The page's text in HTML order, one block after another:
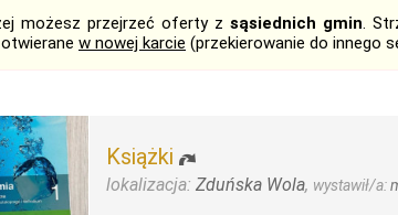
możesz przejrzeć oferty z sąsiednich gmin.
w nowej karcie (przekierowanie do innego
Książki
lokalizacja: Zduńska Wola, wystawił/a: